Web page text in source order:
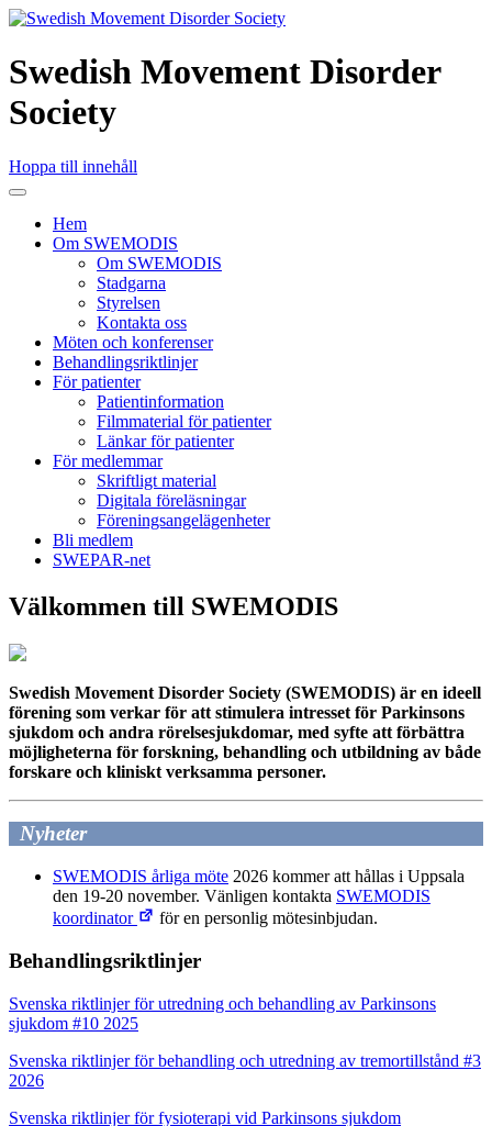
Swedish Movement Disorder
Society
Hoppa till innehåll
Hem
Om SWEMODIS
Om SWEMODIS
Stadgarna
Styrelsen
Kontakta oss
Möten och konferenser
Behandlingsriktlinjer
För patienter
Patientinformation
Filmmaterial för patienter
Länkar för patienter
För medlemmar
Skriftligt material
Digitala föreläsningar
Föreningsangelägenheter
Bli medlem
SWEPAR-net
Välkommen till SWEMODIS
Swedish Movement Disorder Society (SWEMODIS) är en ideell
förening som verkar för att stimulera intresset för Parkinsons
sjukdom och andra rörelsesjukdomar, med syfte att förbättra
möjligheterna för forskning, behandling och utbildning av både
forskare och kliniskt verksamma personer.
Nyheter
SWEMODIS årliga möte 2026 kommer att hållas i Uppsala
den 19-20 november. Vänligen kontakta SWEMODIS
koordinator
för en personlig mötesinbjudan.
Behandlingsriktlinjer
Svenska riktlinjer för utredning och behandling av Parkinsons
sjukdom #10 2025
Svenska riktlinjer för behandling och utredning av tremortillstånd #3
2026
Svenska riktlinjer för fysioterapi vid Parkinsons sjukdom